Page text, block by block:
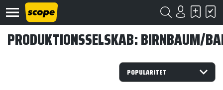
PRODUKTIONSSELSKAB: BIRNBAUM/